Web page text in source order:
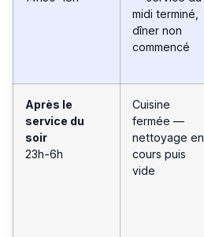
midi terminé,
dîner non
commencé
Après le
service du
soir
23h-6h
Cuisine
fermée —
nettoyage en
cours puis
vide